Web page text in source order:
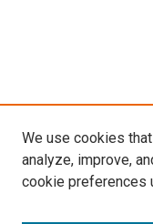
We use cookies
analyze, improve,
cookie preferences